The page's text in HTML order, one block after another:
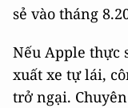
sẻ vào tháng
Nếu Apple thực
xuất xe tự lái,
trở ngại.